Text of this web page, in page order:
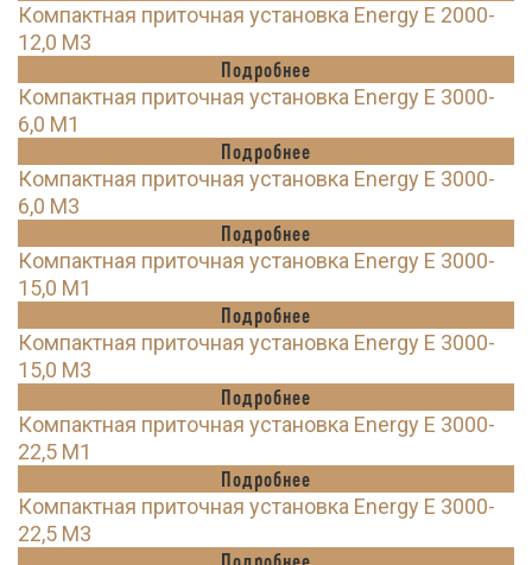
Компактная приточная установка Energy E 2000-
12,0 M3
Подробнее
Компактная приточная установка Energy E 3000-
6,0 M1
Подробнее
Компактная приточная установка Energy E 3000-
6,0 M3
Подробнее
Компактная приточная установка Energy E 3000-
15,0 M1
Подробнее
Компактная приточная установка Energy E 3000-
15,0 M3
Подробнее
Компактная приточная установка Energy E 3000-
22,5 M1
Подробнее
Компактная приточная установка Energy E 3000-
22,5 M3
Подробнее